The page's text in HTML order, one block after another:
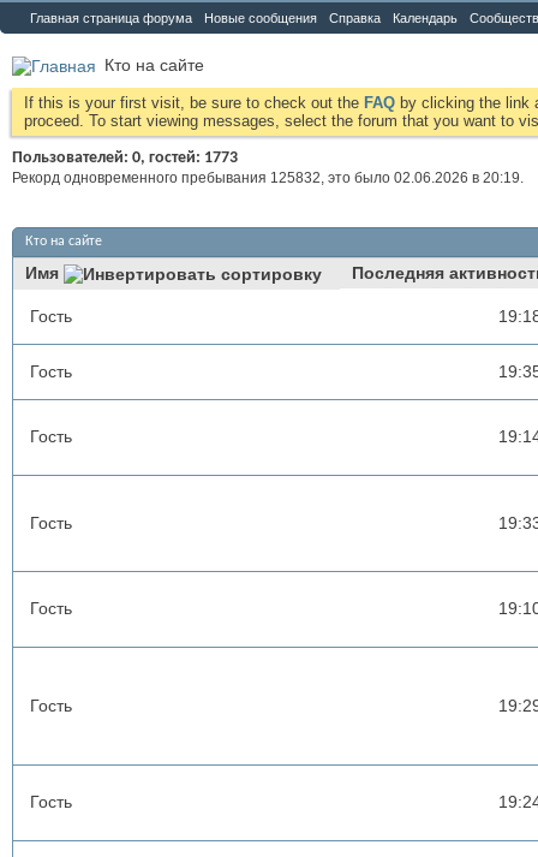
Главная страница форума Новые сообщения Справка Календарь
Кто на сайте
If this is your first visit, be sure to check out the FAQ by clicking the link
proceed. To start viewing messages, select the forum that you want to
Пользователей: 0, гостей: 1773
Рекорд одновременного пребывания 125832, это было 02.06.2026 в 20:19.
Кто на сайте
Имя Последняя
Гость
Гость
Гость
Гость
Гость
Гость
Гость